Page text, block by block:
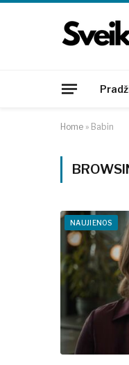
Home » Babin
NAUJIENOS